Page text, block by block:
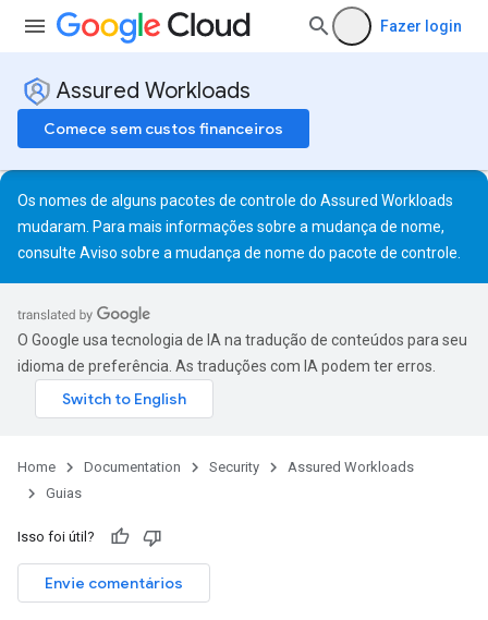
Fazer login
Assured Workloads
Comece sem custos financeiros
Os nomes de alguns pacotes de controle do Assured Workloads
mudaram. Para mais informações sobre a mudança de nome,
consulte Aviso sobre a mudança de nome do pacote de controle
O Google usa tecnologia de IA na tradução de conteúdos para seu
idioma de preferência. As traduções com IA podem ter erros.
Home Documentation Security
Assured Workloads
Guias
Isso foi útil?
Envie comentários